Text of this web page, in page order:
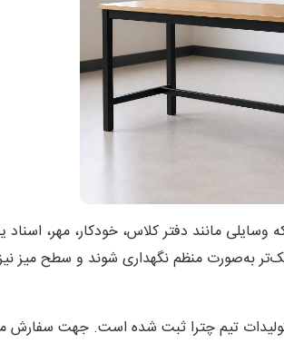
مانند دفتر کلاس، خودکار، مهر، اسناد
به‌صورت منظم نگهداری شوند و سطح میز نیز
تیم چترا ثبت شده است. جهت سفارش